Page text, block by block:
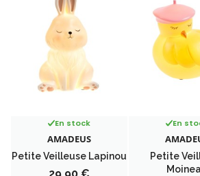
En stock
AMADEUS
Petite Veilleuse Lapinou
Prix
29,90 €
En
Petite